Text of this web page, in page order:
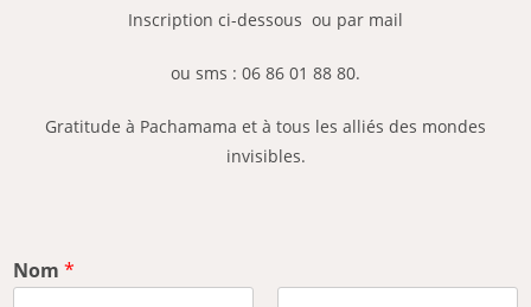
Inscription ci-dessous ou par mail
ou sms : 06 86 01 88 80.
Gratitude à Pachamama et à tous les alliés des mondes
invisibles.
Nom *